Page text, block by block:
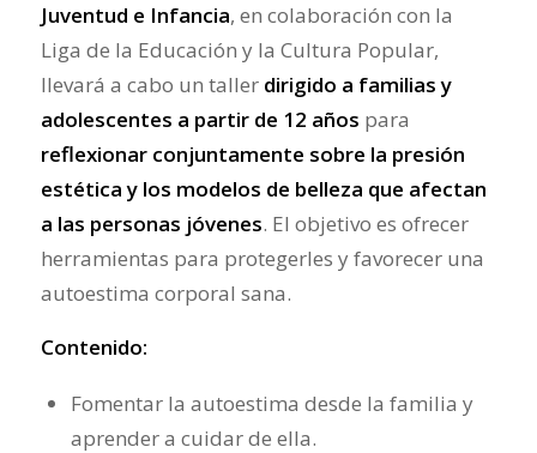
Juventud e Infancia, en colaboración con la
Liga de la Educación y la Cultura Popular,
llevará a cabo un taller dirigido a familias y
adolescentes a partir de 12 años para
reflexionar conjuntamente sobre la presión
estética y los modelos de belleza que afectan
a las personas jóvenes. El objetivo es ofrecer
herramientas para protegerles y favorecer una
autoestima corporal sana.
Contenido:
Fomentar la autoestima desde la familia y
aprender a cuidar de ella.